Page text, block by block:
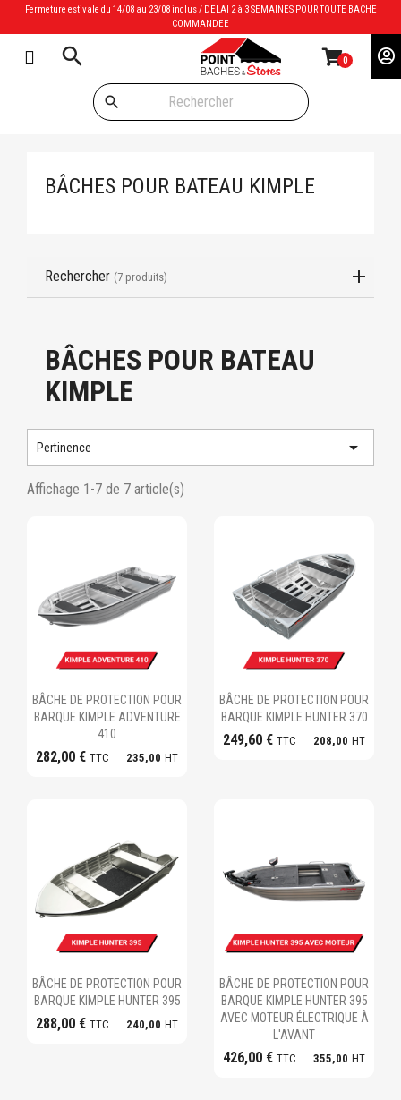
Fermeture estivale du 14/08 au 23/08 inclus / DELAI 2 à 3 SEMAINES POUR TOUTE BACHE
COMMANDEE
search 0
search
BÂCHES POUR BATEAU KIMPLE
Rechercher (7 produits)
BÂCHES POUR BATEAU
KIMPLE
Pertinence 
Affichage 1-7 de 7 article(s)
Ajouter au panier
BÂCHE DE PROTECTION POUR
BARQUE KIMPLE ADVENTURE
410
282,00 € TTC 235,00 HT
Ajouter au panier
BÂCHE DE PROTECTION POUR
BARQUE KIMPLE HUNTER 370
249,60 € TTC 208,00 HT
Ajouter au panier
BÂCHE DE PROTECTION POUR
BARQUE KIMPLE HUNTER 395
288,00 € TTC 240,00 HT
Ajouter au panier
BÂCHE DE PROTECTION POUR
BARQUE KIMPLE HUNTER 395
AVEC MOTEUR ÉLECTRIQUE À
L'AVANT
426,00 € TTC 355,00 HT